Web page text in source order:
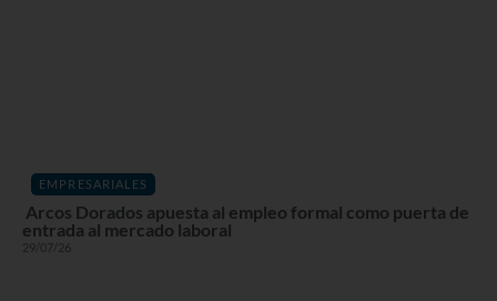
EMPRESARIALES
Arcos Dorados apuesta al empleo formal como puerta de
entrada al mercado laboral
29/07/26